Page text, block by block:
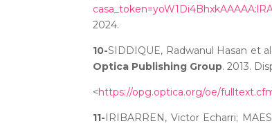
2024.
10-SIDDIQUE, Radwanul Hasan et al.
Optica Publishing Group. 2013.
<https://opg.optica.org/oe/
11-IRIBARREN, Victor Echarri;